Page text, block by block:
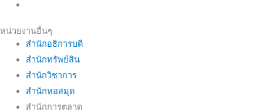
หน่วยงานอื่นๆ
สำนักอธิการบดี
สำนักทรัพย์สิน
สำนักวิชาการ
สำนักหอสมุด
สำนักการตลาด